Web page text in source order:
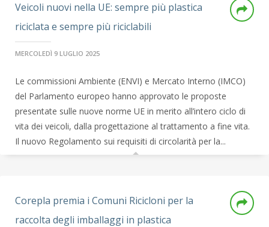
Veicoli nuovi nella UE: sempre più plastica
riciclata e sempre più riciclabili
MERCOLEDÌ 9 LUGLIO 2025
Le commissioni Ambiente (ENVI) e Mercato Interno (IMCO)
del Parlamento europeo hanno approvato le proposte
presentate sulle nuove norme UE in merito all’intero ciclo di
vita dei veicoli, dalla progettazione al trattamento a fine vita.
Il nuovo Regolamento sui requisiti di circolarità per la...
Corepla premia i Comuni Ricicloni per la
raccolta degli imballaggi in plastica